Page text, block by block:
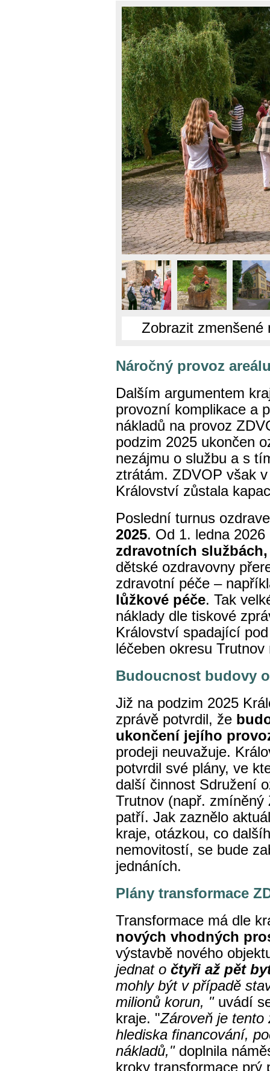
Zobrazit zmenšené
Náročný provoz
Dalším argumentem
provozní komplikace a
nákladů na provoz
podzim 2025 ukončen
nezájmu o službu a s
ztrátám. ZDVOP však
Království zůstala
Poslední turnus
2025. Od 1. ledna
zdravotních službách,
dětské ozdravovny
zdravotní péče –
lůžkové péče. Tak
náklady dle tiskové
Království spadající
léčeben okresu
Budoucnost budovy
Již na podzim 2025
zprávě potvrdil, že
ukončení jejího
prodeji neuvažuje.
potvrdil své plány, ve
další činnost Sdružení
Trutnov (např.
patří. Jak zaznělo
kraje, otázkou, co
nemovitostí, se bude
jednáních.
Plány transformace
Transformace má dle
nových vhodných
výstavbě nového
jednat o čtyři až pět
mohly být v případě
milionů korun, " uvádí
kraje. "Zároveň je tento
hlediska financování,
nákladů," doplnila
kroky transformace